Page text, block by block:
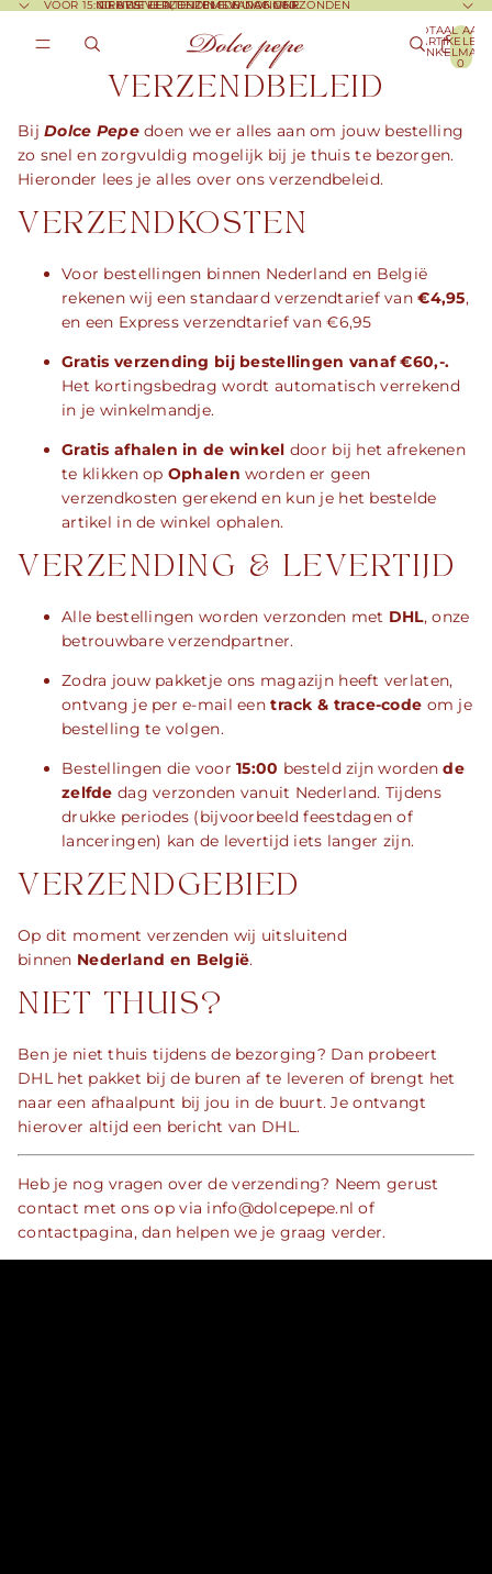
NIEUWE LENTE ITEMS NU ONLINE
GRATIS VERZENDING VANAF €60
VOOR 15:00 BESTELD, DEZELFDE DAG VERZONDEN
TOTAAL
ARTIKELEN
0
VERZENDBELEID
BijDolce Pepedoen we er alles aan om jouw bestelling
zo snel en zorgvuldig mogelijk bij je thuis te bezorgen.
Hieronder lees je alles over ons verzendbeleid.
VERZENDKOSTEN
Voor bestellingen binnen Nederland en België
rekenen wij een standaard verzendtarief van€4,95,
en een Express verzendtarief van €6,95
Gratis verzending bij bestellingen vanaf €60,-.
Het kortingsbedrag wordt automatisch verrekend
in je winkelmandje.
Gratis afhalen in de winkel door bij het afrekenen
te klikken op Ophalenworden er geen
verzendkosten gerekend en kun je het bestelde
artikel in de winkel ophalen.
VERZENDING & LEVERTIJD
Alle bestellingen worden verzonden met DHL, onze
betrouwbare verzendpartner.
Zodra jouw pakketje ons magazijn heeft verlaten,
ontvang je per e-mail eentrack & trace-code om je
bestelling te volgen.
Bestellingen die voor15:00 besteld zijn wordende
zelfde dag verzonden vanuit Nederland. Tijdens
drukke periodes (bijvoorbeeld feestdagen of
lanceringen) kan de levertijd iets langer zijn.
VERZENDGEBIED
Op dit moment verzenden wij uitsluitend
binnen Nederland en België.
NIET THUIS?
Ben je niet thuis tijdens de bezorging? Dan probeert
DHL het pakket bij de buren af te leveren of brengt het
naar een afhaalpunt bij jou in de buurt. Je ontvangt
hierover altijd een bericht van DHL.
Heb je nog vragen over de verzending? Neem gerust
contact met ons op via info@dolcepepe.nl of
contactpagina, dan helpen we je graag verder.